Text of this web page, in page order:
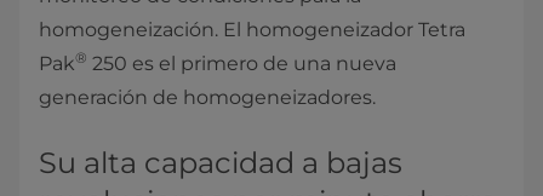
homogeneización. El homogeneizador Tetra
Pak® 250 es el primero de una nueva
generación de homogeneizadores.
Su alta capacidad a bajas